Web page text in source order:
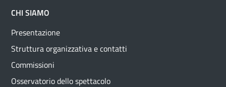
CHI SIAMO
Presentazione
Struttura organizzativa e contatti
Commissioni
Osservatorio dello spettacolo